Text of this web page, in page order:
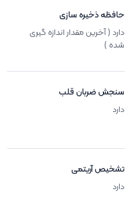
حافظه ذخیره سازی
دارد ( آخرین مقدار اندازه گیری
شده )
سنجش ضربان قلب
دارد
تشخیص آریتمی
دارد